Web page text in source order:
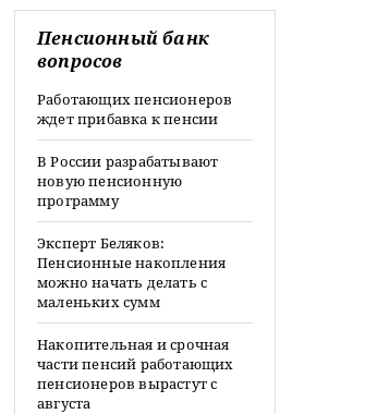
Пенсионный банк
вопросов
Работающих пенсионеров
ждет прибавка к пенсии
В России разрабатывают
новую пенсионную
программу
Эксперт Беляков:
Пенсионные накопления
можно начать делать с
маленьких сумм
Накопительная и срочная
части пенсий работающих
пенсионеров вырастут с
августа